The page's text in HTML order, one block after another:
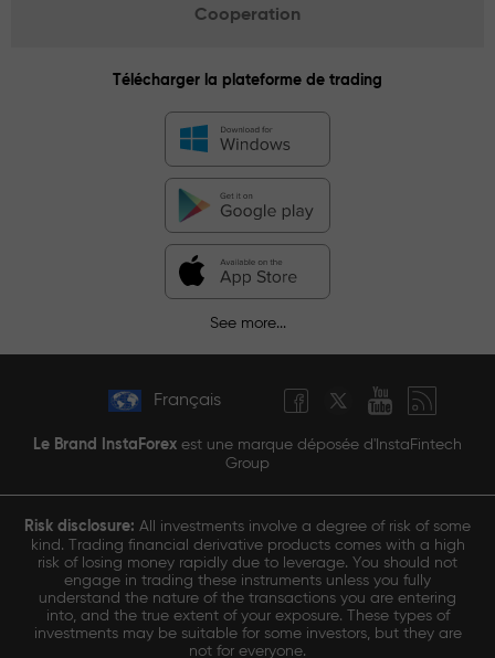
Cooperation
Télécharger la plateforme de trading
See more...
Français
Le Brand InstaForex est une marque déposée d'InstaFintech
Group
Risk disclosure: All investments involve a degree of risk of some
kind. Trading financial derivative products comes with a high
risk of losing money rapidly due to leverage. You should not
engage in trading these instruments unless you fully
understand the nature of the transactions you are entering
into, and the true extent of your exposure. These types of
investments may be suitable for some investors, but they are
not for everyone.